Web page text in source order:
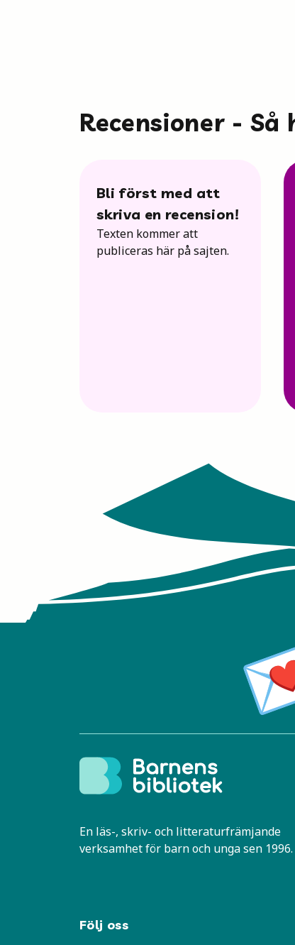
Recensioner -
Bli först med att
skriva en recension!
Texten kommer att
publiceras här på sajten.
En läs-, skriv- och litteraturfrämjande
verksamhet för barn och unga sen 1996.
Följ oss